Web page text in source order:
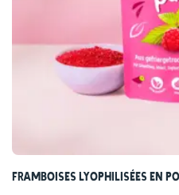
Framboises lyophilisées en